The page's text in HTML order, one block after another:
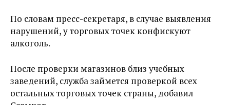
По словам пресс-секретаря, в случае выявления
нарушений, у торговых точек конфискуют
алкоголь.
После проверки магазинов близ учебных
заведений, служба займется проверкой всех
остальных торговых точек страны, добавил